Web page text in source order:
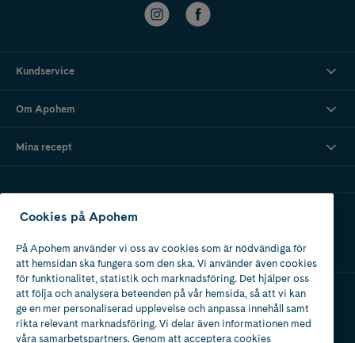
Kundservice
Om Apohem
Mina recept
Ladda ner vår app
Apotek med tillstånd
av Läkemedelsverket
Cookies på Apohem
På Apohem använder vi oss av cookies som är nödvändiga för
att hemsidan ska fungera som den ska. Vi använder även cookies
för funktionalitet, statistik och marknadsföring. Det hjälper oss
att följa och analysera beteenden på vår hemsida, så att vi kan
ge en mer personaliserad upplevelse och anpassa innehåll samt
rikta relevant marknadsföring. Vi delar även informationen med
våra samarbetspartners. Genom att acceptera cookies